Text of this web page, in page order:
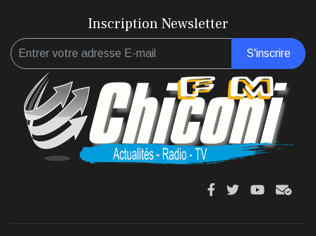
Inscription Newsletter
S'inscrire
fa
fa
fab
fas